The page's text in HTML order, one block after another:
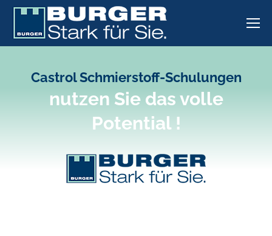
Castrol Schmierstoff-Schulungen
nutzen Sie das volle
Potential !